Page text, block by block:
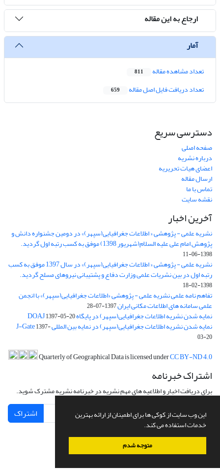
این وب سایت از کوکی ها برای اطمینان از ارائه بهترین
خدمات استفاده می کند.
متوجه شدم
ارجاع به این مقاله
آمار
تعداد مشاهده مقاله 811
تعداد دریافت فایل اصل مقاله 659
دسترسی سریع
صفحه اصلی
درباره نشریه
اعضای هیات تحریریه
ارسال مقاله
تماس با ما
نقشه سایت
آخرین اخبار
نشریه علمی - پژوهشی « اطلاعات جغرافیایی(سپهر)» در دومین جشنواره دانش و
پژوهش امام علی علیه السلام(شهریور 1398) موفق به کسب رتبه اول گردید.
1398-06-11
نشریه علمی - پژوهشی « اطلاعات جغرافیایی(سپهر)» در سال 1397 موفق به کسب
رتبه اول در بین نشریات علمی وزارت دفاع و پشتیبانی نیروهای مسلح گردید.
1398-02-18
تفاهم نامه علمی نشریه علمی - پژوهشی «اطلاعات جغرافیایی(سپهر)» با انجمن
علمی سامانه های اطلاعات مکانی ایران1397-07-28
نمایه شدن نشریه اطلاعات جغرافیایی(سپهر) در پایگاه DOAJ1397-05-20
نمایه شدن نشریه اطلاعات جغرافیایی(سپهر) در نمایه بین المللی J-Gate1397-
03-20
Quarterly of Geographical Data is licensed underCC BY-ND 4.0
اشتراک خبرنامه
برای دریافت اخبار و اطلاعیه های مهم نشریه در خبرنامه نشریه مشترک شوید.
اشتراک
سامانه مدیریت نشریات علمی.طراحی و پیاده سازی ازسیناوب